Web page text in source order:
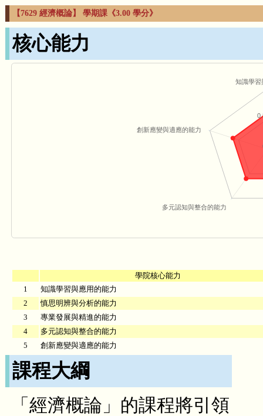
【7629 經濟概論】 學期課《3.00 學分》
核心能力
知識學習
多元認知與整合的能力
創新應變與適應的能力
學院核心能力
1
知識學習與應用的能力
2
慎思明辨與分析的能力
3
專業發展與精進的能力
4
多元認知與整合的能力
5
創新應變與適應的能力
課程大綱
「經濟概論」的課程將引領